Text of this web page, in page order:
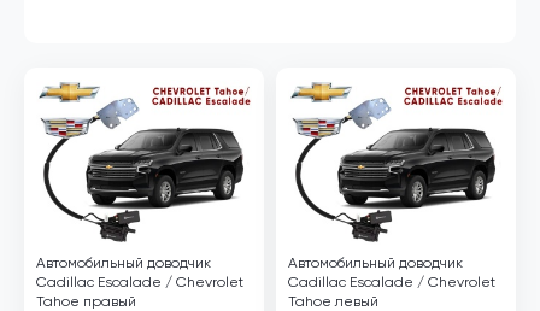
Автомобильный доводчик
Cadillac Escalade / Chevrolet
Tahoe правый
Автомобильный доводчик
Cadillac Escalade / Chevrolet
Tahoe левый